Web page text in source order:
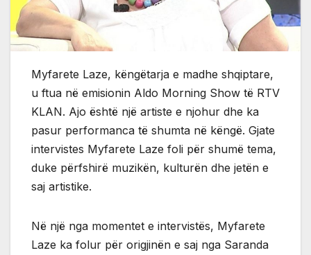
Myfarete Laze, këngëtarja e madhe shqiptare,
u ftua në emisionin Aldo Morning Show të RTV
KLAN. Ajo është një artiste e njohur dhe ka
pasur performanca të shumta në këngë. Gjate
intervistes Myfarete Laze foli për shumë tema,
duke përfshirë muzikën, kulturën dhe jetën e
saj artistike.
Në një nga momentet e intervistës, Myfarete
Laze ka folur për origjinën e saj nga Saranda